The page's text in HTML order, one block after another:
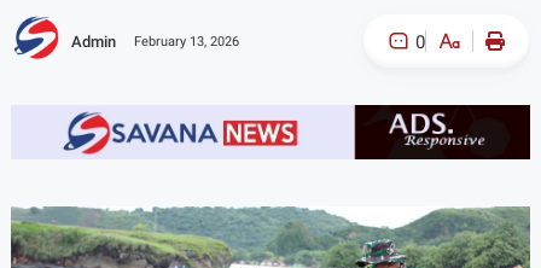
Admin February 13, 2026 0
A- A+